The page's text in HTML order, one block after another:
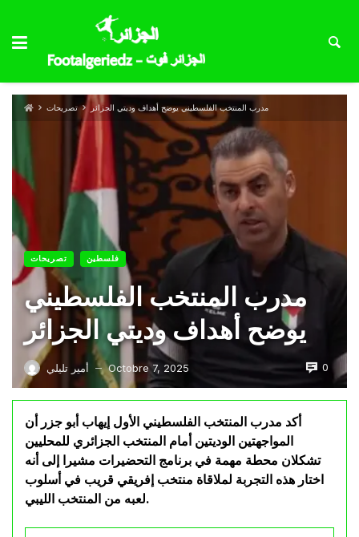
تصريحات مدرب المنتخب الفلسطيني يوضح أهداف وديتي الجزائر
تصريحات فلسطين
مدرب المنتخب الفلسطيني
يوضح أهداف وديتي الجزائر
أمير تليلي — Octobre 7, 2025 0
أكد مدرب المنتخب الفلسطيني الأول إيهاب أبو جزر أن
المواجهتين الوديتين أمام المنتخب الجزائري للمحليين
تشكلان محطة مهمة في برنامج التحضيرات مشيرا إلى أنه
اختار هذه التجربة لملاقاة منتخب إفريقي قريب في أسلوب
لعبه من المنتخب الليبي.